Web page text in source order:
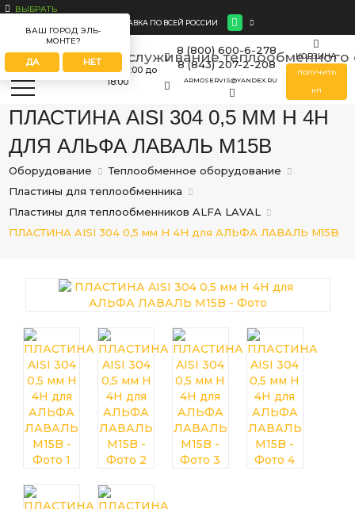
ВЫБРАТЬ
ВАШ ГОРОД ЭЛЬ-
МОНТЕ?
ДА НЕТ
ДОСТАВКА ПО ВСЕЙ РОССИИ
ПН-ПТс 09:00 до
18:00
8 (800) 600-6-278
8 (843) 207-2-208
ARMOSERVIS@YANDEX.RU
КОРЗИНА
ПОЛУЧИТЬ
КП
ПЛАСТИНА AISI 304 0,5 ММ H 4H
ДЛЯ АЛЬФА ЛАВАЛЬ M15B
Оборудование
Теплообменное оборудование
Пластины для теплообменника
Пластины для теплообменников ALFA LAVAL
ПЛАСТИНА AISI 304 0,5 мм H 4H для АЛЬФА ЛАВАЛЬ M15B